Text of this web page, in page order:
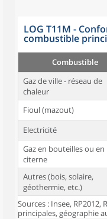
LOG T11M -
combustible
Combustible
Gaz de ville - réseau de
chaleur
Fioul (mazout)
Electricité
Gaz en bouteilles ou en
citerne
Autres (bois, solaire,
géothermie, etc.)
Sources : Insee, RP2012,
principales, géographie